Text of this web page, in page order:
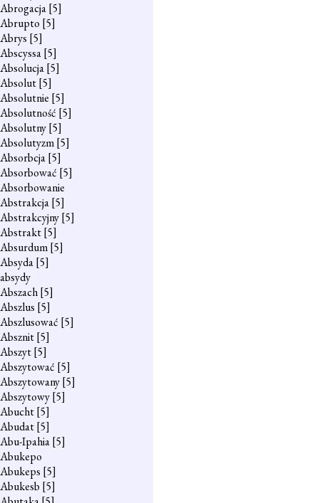
Abrogacja[5]
Abrupto [5]
Abrys [5]
Abscyssa[5]
Absolucja[5]
Absolut[5]
Absolutnie [5]
Absolutność [5]
Absolutny[5]
Absolutyzm[5]
Absorbcja[5]
Absorbować [5]
Absorbowanie
Abstrakcja[5]
Abstrakcyjny[5]
Abstrakt[5]
Absurdum[5]
Absyda[5]
absydy
Abszach[5]
Abszlus [5]
Abszlusować [5]
Absznit[5]
Abszyt[5]
Abszytować [5]
Abszytowany[5]
Abszytowy[5]
Abucht[5]
Abudat[5]
Abu-Ipahia[5]
Abukepo
Abukeps [5]
Abukesb [5]